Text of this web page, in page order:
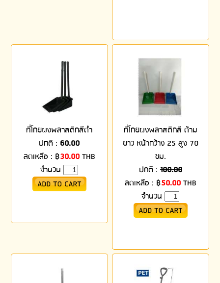
ที่โกยผงพลาสติกสีดำ
ปกติ :60.00
ลดเหลือ : ฿30.00 THB
จำนวน
ที่โกยผงพลาสติกสี ด้าม
ยาว หน้ากว้าง 25 สูง 70
ซม.
ปกติ : 100.00
ลดเหลือ : ฿50.00 THB
จำนวน